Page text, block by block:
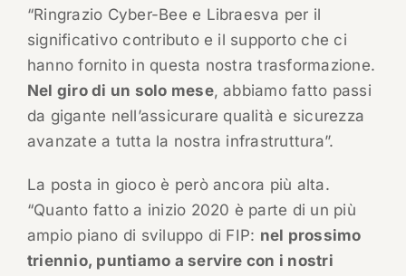
“Ringrazio Cyber-Bee e Libraesva per il
significativo contributo e il supporto che ci
hanno fornito in questa nostra trasformazione.
Nel giro di un solo mese, abbiamo fatto passi
da gigante nell’assicurare qualità e sicurezza
avanzate a tutta la nostra infrastruttura”.
La posta in gioco è però ancora più alta.
“Quanto fatto a inizio 2020 è parte di un più
ampio piano di sviluppo di FIP: nel prossimo
triennio, puntiamo a servire con i nostri